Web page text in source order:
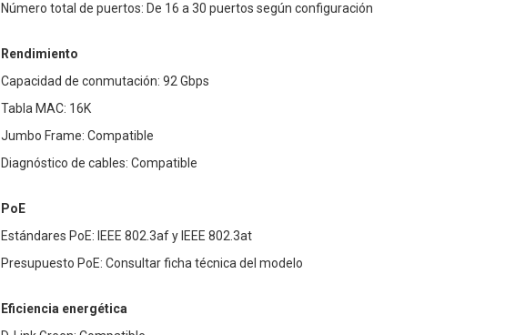
Número total de puertos: De 16 a 30 puertos según configuración
Rendimiento
Capacidad de conmutación: 92 Gbps
Tabla MAC: 16K
Jumbo Frame: Compatible
Diagnóstico de cables: Compatible
PoE
Estándares PoE: IEEE 802.3af y IEEE 802.3at
Presupuesto PoE: Consultar ficha técnica del modelo
Eficiencia energética